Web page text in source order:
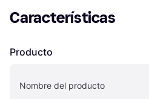
Características
Producto
Nombre del producto